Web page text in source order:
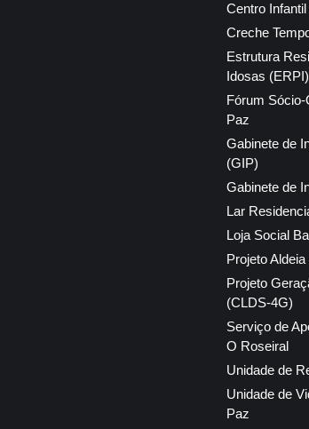
Centro
Creche
Estrutura
Idosas
Fórum
Paz
Gabinete de
(GIP)
Gabinete de
Lar
Loja Social
Projeto
Projeto
(CLDS-4G)
Serviço de
O Roseiral
Unidade de
Unidade de
Paz